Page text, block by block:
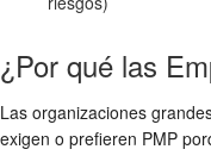
¿Por qué las
Las organizaciones
exigen o prefieren PMP